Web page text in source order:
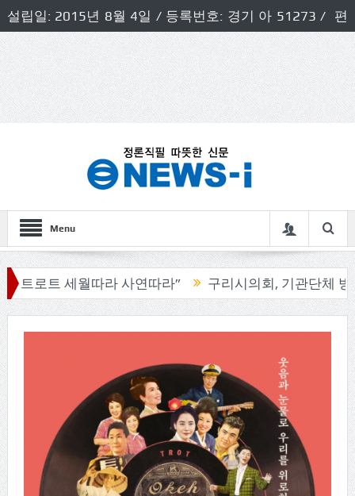
설립일: 2015년 8월 4일 / 등록번호: 경기 아 51273 / 편
집인 및 발행인: 허득천 / 개인정보책임자 및 청소년보호호
책임자: 최상규
Menu
연따라” 구리시의회, 기관단체 방문으로 소통의정 시작